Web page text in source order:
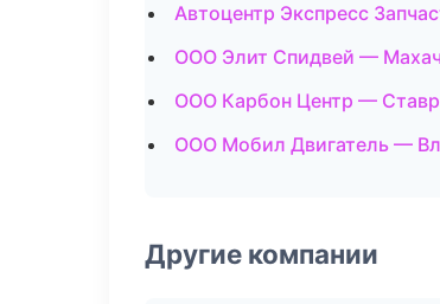
Автоцентр Экспресс
ООО Элит Спидвей —
ООО Карбон Центр —
ООО Мобил Двигатель —
Другие компании